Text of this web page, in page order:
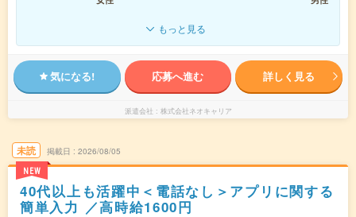
もっと見る
気になる! 応募へ進む 詳しく見る
派遣会社 株式会社ネオキャリア
未読
NEW
掲載日 2026/08/05
40代以上も活躍中＜電話なし＞アプリに関する
簡単入力 ／高時給1600円